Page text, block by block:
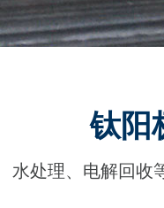
钛阳
水处理、电解回收